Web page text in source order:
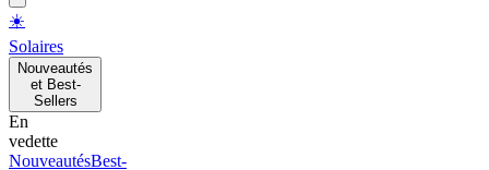
☀️
Solaires
Nouveautés
et Best-
Sellers
En
vedette
NouveautésBest-